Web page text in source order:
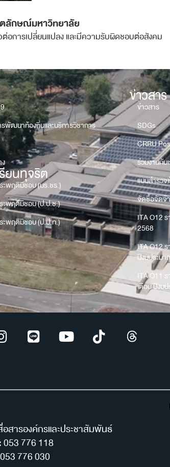
ลักษณ์มหาวิทยาลัย
อการเปลี่ยนแปลง และมีความรับผิดชอบต่อสังคม
พัฒนาท้องถิ่นและบริการวิชาการ
รียนทุจริต
ะพฤติมิชอบ (มร.ชร.)
ะพฤติมิชอบ (ป.ป.ช.)
ะพฤติมิชอบ (ป.ป.ท.)
ข่าวสาร
ข่าวสาร
SDGs
CRRU
ร่วมงานกับ
แบบสำรวจ
จัดซื้อจัดจ้
ITA O12
2568
ITA O12
ปีงบประม
ITA O11
เดือน ปีงบ
สารองค์กรและประชาสัมพันธ์
776 118
776 030